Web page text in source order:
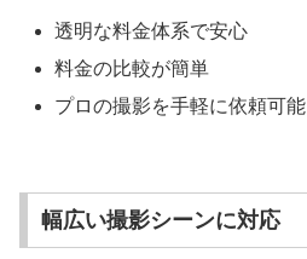
透明な料金体系で安心
料金の比較が簡単
プロの撮影を手軽に依頼可能
幅広い撮影シーンに対応